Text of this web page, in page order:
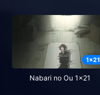
1x21
Nabari no Ou 1x21